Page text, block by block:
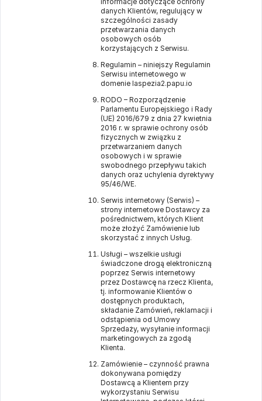
danych Klientów, regulujący w
szczególności zasady
przetwarzania danych
osobowych osób
korzystających z Serwisu.
Regulamin – niniejszy Regulamin
Serwisu internetowego w
domenie laspezia2.papu.io
RODO – Rozporządzenie
Parlamentu Europejskiego i Rady
(UE) 2016/679 z dnia 27 kwietnia
2016 r. w sprawie ochrony osób
fizycznych w związku z
przetwarzaniem danych
osobowych i w sprawie
swobodnego przepływu takich
danych oraz uchylenia dyrektywy
95/46/WE.
Serwis internetowy (Serwis) –
strony internetowe Dostawcy za
pośrednictwem, których Klient
może złożyć Zamówienie lub
skorzystać z innych Usług.
Usługi – wszelkie usługi
świadczone drogą elektroniczną
poprzez Serwis internetowy
przez Dostawcę na rzecz Klienta,
tj. informowanie Klientów o
dostępnych produktach,
składanie Zamówień, reklamacji i
odstąpienia od Umowy
Sprzedaży, wysyłanie informacji
marketingowych za zgodą
Klienta.
Zamówienie – czynność prawna
dokonywana pomiędzy
Dostawcą a Klientem przy
wykorzystaniu Serwisu